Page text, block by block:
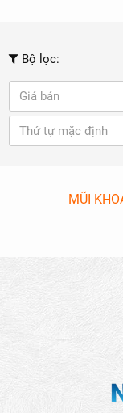
Bộ lọc:
Giá bán
Thứ tự mặc định
MŨI